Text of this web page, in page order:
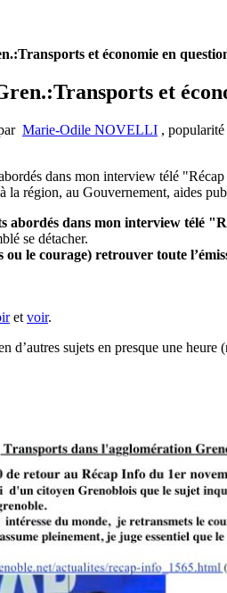
et économie en
et
Marie-Odile NOVELLI ,
dans mon interview télé
la région, au Gouvernement, aides
abordés dans mon interview télé
se détacher.
ou le courage) retrouver toute
et voir.
d’autres sujets en presque une